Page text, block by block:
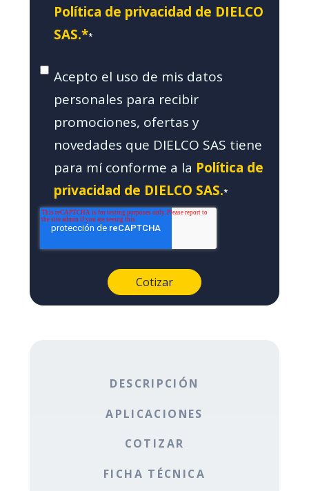
Política de privacidad de DIELCO
SAS.**
Acepto el uso de mis datos
personales para recibir
promociones, ofertas y
novedades que DIELCO SAS tiene
para mí conforme a la Política de
privacidad de DIELCO SAS.*
DESCRIPCIÓN
APLICACIONES
COTIZAR
FICHA TÉCNICA